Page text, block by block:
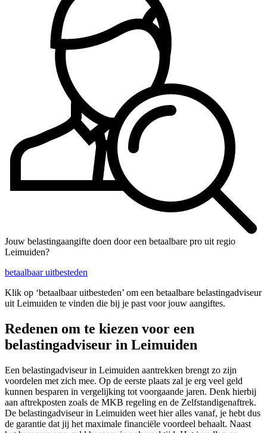
Jouw belastingaangifte doen door een betaalbare pro uit regio
Leimuiden?
betaalbaar uitbesteden
Klik op ‘betaalbaar uitbesteden’ om een betaalbare belastingadviseur
uit Leimuiden te vinden die bij je past voor jouw aangiftes.
Redenen om te kiezen voor een
belastingadviseur in Leimuiden
Een belastingadviseur in Leimuiden aantrekken brengt zo zijn
voordelen met zich mee. Op de eerste plaats zal je erg veel geld
kunnen besparen in vergelijking tot voorgaande jaren. Denk hierbij
aan aftrekposten zoals de MKB regeling en de Zelfstandigenaftrek.
De belastingadviseur in Leimuiden weet hier alles vanaf, je hebt dus
de garantie dat jij het maximale financiële voordeel behaalt. Naast